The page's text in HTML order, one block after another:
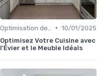
• 10/01/2025
Optimisez Votre Cuisine avec
l'Évier et le Meuble Idéals